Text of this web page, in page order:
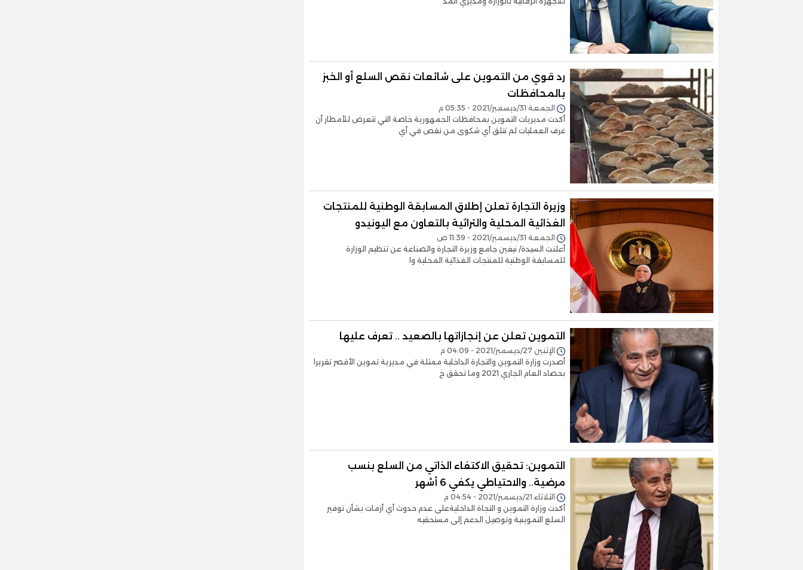
رد قوي من التموين على شائعات نقص السلع أو الخبز
بالمحافظات
الجمعة 31/ديسمبر/2021 - 05:35 م
أكدت مديريات التموين بمحافظات الجمهورية خاصة التي تتعرض للأمطار أن
غرف العمليات لم تتلق أي شكوى من نقص في أي
وزيرة التجارة تعلن إطلاق المسابقة الوطنية للمنتجات
الغذائية المحلية والتراثية بالتعاون مع اليونيدو
الجمعة 31/ديسمبر/2021 - 11:39 ص
أعلنت السيدة/ نيفين جامع وزيرة التجارة والصناعة عن تنظيم الوزارة
للمسابقة الوطنية للمنتجات الغذائية المحلية وا
التموين تعلن عن إنجازاتها بالصعيد .. تعرف عليها
الإثنين 27/ديسمبر/2021 - 04:09 م
أصدرت وزارة التموين والتجارة الداخلية ممثلة في مديرية تموين الأقصر تقريرا
بحصاد العام الجاري 2021 وما تحقق خ
التموين: تحقيق الاكتفاء الذاتي من السلع بنسب
مرضية.. والاحتياطي يكفي 6 أشهر
الثلاثاء 21/ديسمبر/2021 - 04:54 م
أكدت وزارة التموين و التجاة الداخليةعلى عدم حدوث أي أزمات بشأن توفير
السلع التموينية وتوصيل الدعم إلى مستحقيه